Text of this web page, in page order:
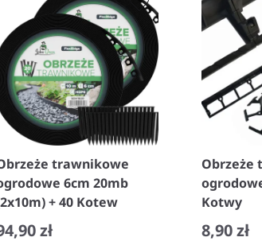
trawnikowe
6cm 20mb
+ 40 Kotew
zł
Obrzeże
Kotwy
8,90 zł